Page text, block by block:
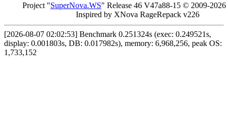
Project "SuperNova.WS" Release 46 V47a88-15 © 2009-2026
Inspired by XNova RageRepack v226
[2026-08-07 02:02:53] Benchmark 0.251324s (exec: 0.249521s,
display: 0.001803s, DB: 0.017982s), memory: 6,968,256, peak OS:
1,733,152